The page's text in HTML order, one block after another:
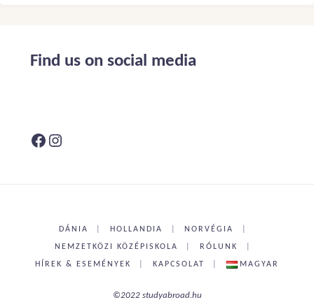
Find us on social media
Facebook
Instagram
DÁNIA HOLLANDIA NORVÉGIA
NEMZETKÖZI KÖZÉPISKOLA RÓLUNK
HÍREK & ESEMÉNYEK KAPCSOLAT MAGYAR
©2022 studyabroad.hu